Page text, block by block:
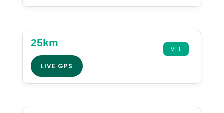
VTT
25km
LIVE GPS